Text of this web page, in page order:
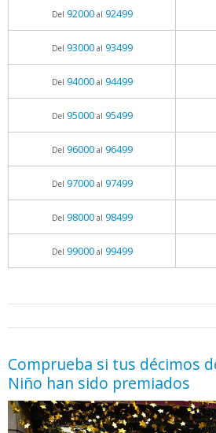
Del 92000al 92499
Del 93000al 93499
Del 94000al 94499
Del 95000al 95499
Del 96000al 96499
Del 97000al 97499
Del 98000al 98499
Del 99000al 99499
Comprueba si tus décimos
Niño han sido premiados